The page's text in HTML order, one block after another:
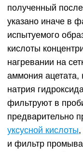
полученный
указано иначе в
испытуемого
кислоты
нагревании на
аммония ацетата,
натрия
фильтруют в
предварительно
уксусной кислоты,
и фильтр